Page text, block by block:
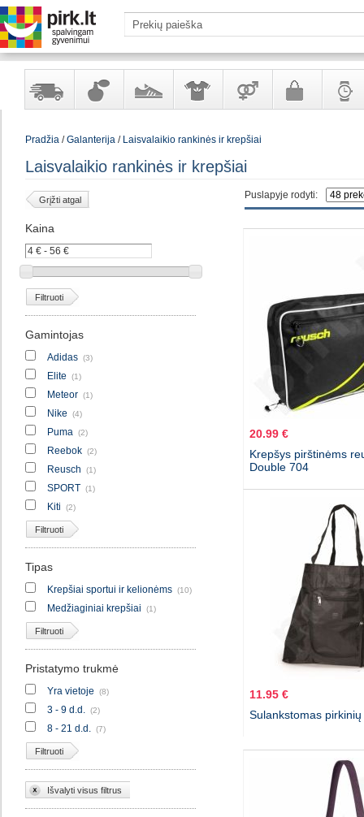
Yra
Kvepalai
kosmetika
AvalynėApranga
aksesuarai
Prekės
Pradžia/Galanterija/ Laisvalaikio rankinės ir krepšiai
Laisvalaikio rankinės ir krepšiai
Puslapyje rodyti:
Grįžti atgal
Kaina
Filtruoti
Gamintojas
Adidas (3)
Elite (1)
Meteor (1)
Nike (4)
Puma (2)
Reebok (2)
Reusch (1)
SPORT (1)
Kiti (2)
Filtruoti
Tipas
Krepšiai sportui ir kelionėms (10)
Medžiaginiai krepšiai (1)
Filtruoti
Pristatymo trukmė
Yra vietoje (8)
3 - 9 d.d. (2)
8 - 21 d.d. (7)
Filtruoti
Išvalyti visus filtrus
20.99 €
Krepšys pirštinėms
Double 704
11.95 €
Sulankstomas